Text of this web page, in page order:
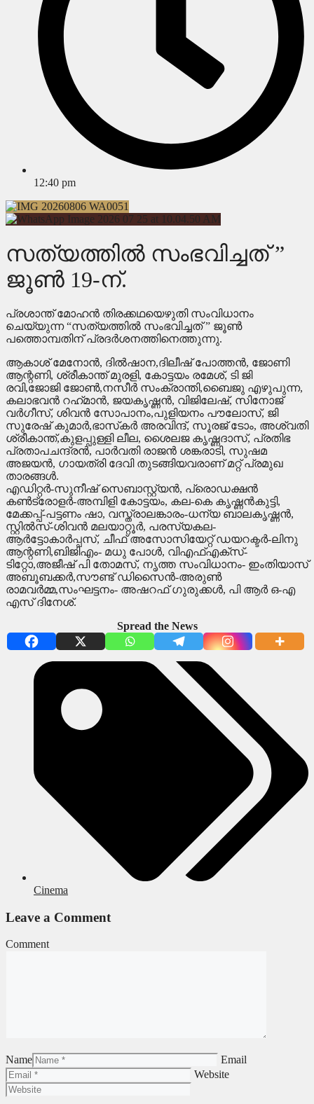
12:40 pm
സത്യത്തിൽ സംഭവിച്ചത് ”
ജൂൺ 19-ന്.
പ്രശാന്ത് മോഹൻ തിരക്കഥയെഴുതി സംവിധാനം
ചെയ്യുന്ന “സത്യത്തിൽ സംഭവിച്ചത് ” ജൂൺ
പത്തൊമ്പതിന് പ്രദർശനത്തിനെത്തുന്നു.
ആകാശ് മേനോൻ, ദിൽഷാന,ദിലീഷ് പോത്തൻ, ജോണി
ആന്റണി, ശ്രീകാന്ത് മുരളി, കോട്ടയം രമേശ്, ടി ജി
രവി,ജോജി ജോൺ,നസീർ സംക്രാന്തി,ബൈജു എഴുപുന്ന,
കലാഭവൻ റഹ്‌മാൻ, ജയകൃഷ്ണൻ, വിജിലേഷ്, സിനോജ്
വർഗീസ്, ശിവൻ സോപാനം,പുളിയനം പൗലോസ്, ജി
സുരേഷ് കുമാർ,ഭാസ്‌കർ അരവിന്ദ്, സൂരജ് ടോം, അശ്വതി
ശ്രീകാന്ത്,കുളപ്പുള്ളി ലീല, ശൈലജ കൃഷ്ണദാസ്, പ്രതിഭ
പ്രതാപചന്ദ്രൻ, പാർവതി രാജൻ ശങ്കരാടി, സുഷമ
അജയൻ, ഗായത്രി ദേവി തുടങ്ങിയവരാണ് മറ്റ് പ്രമുഖ
താരങ്ങൾ.
എഡിറ്റർ-സുനീഷ് സെബാസ്റ്റ്യൻ, പ്രൊഡക്ഷൻ
കൺട്രോളർ-അമ്പിളി കോട്ടയം, കല-കെ കൃഷ്ണൻകുട്ടി,
മേക്കപ്പ്-പട്ടണം ഷാ, വസ്ത്രാലങ്കാരം-ധന്യ ബാലകൃഷ്ണൻ,
സ്റ്റിൽസ്-ശിവൻ മലയാറ്റൂർ, പരസ്യകല-
ആർട്ടോകാർപ്പസ്, ചീഫ് അസോസിയേറ്റ് ഡയറക്ടർ-ലിനു
ആന്റണി,ബിജിഎം- മധു പോൾ, വിഎഫ്എക്സ്-
ടിറ്റോ,അജീഷ് പി തോമസ്, നൃത്ത സംവിധാനം- ഇംതിയാസ്
അബൂബക്കർ,സൗണ്ട് ഡിസൈൻ-അരുൺ
രാമവർമ്മ,സംഘട്ടനം- അഷറഫ് ഗുരുക്കൾ, പി ആർ ഒ-എ
എസ് ദിനേശ്.
Spread the News
Cinema
Leave a Comment
Comment
Name
Email
Website